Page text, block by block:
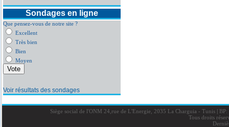
Sondages en ligne
Que pensez-vous de notre site ?
Excellent
Très bien
Bien
Moyen
Voir résultats des sondages
Siège social de l'ONM 24,rue de L'Energie, 2035 La Charguia - Tunis |BP:
Tous droits